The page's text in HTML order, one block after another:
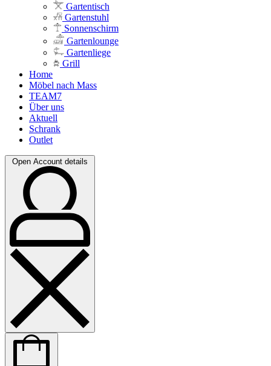
Gartentisch
Gartenstuhl
Sonnenschirm
Gartenlounge
Gartenliege
Grill
Home
Möbel nach Mass
TEAM7
Über uns
Aktuell
Schrank
Outlet
Open Account details